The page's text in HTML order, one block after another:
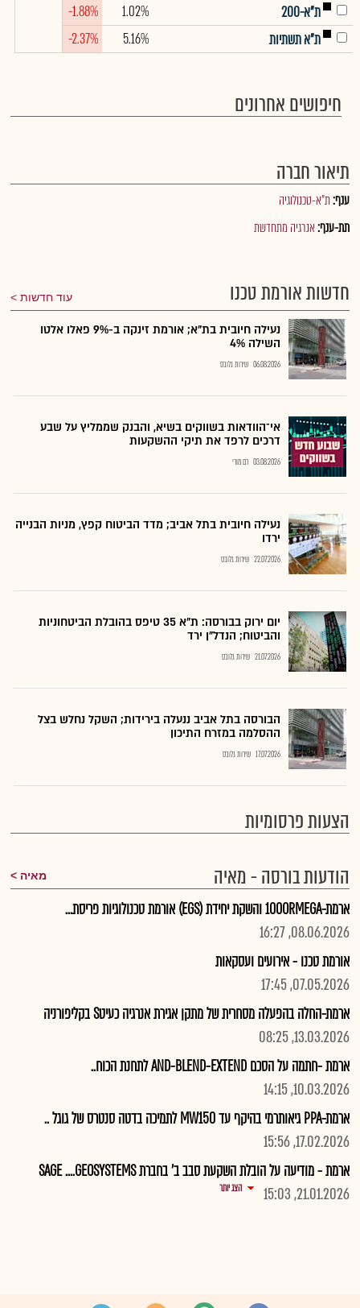
ת"א-200
1.02%
-1.88%
ת"א תשתיות
5.16%
-2.37%
חיפושים אחרונים
תיאור חברה
ענף:ת"א-טכנולוגיה
תת-ענף:אנרגיה מתחדשת
חדשות אורמת טכנו עוד חדשות
נעילה חיובית בת"א; אורמת זינקה ב-9% פאלו אלטו
השילה 4%
06.08.2026 שירות גלובס
אי־הוודאות בשווקים בשיא, והבנק שממליץ על שבע
דרכים לרפד את תיקי ההשקעות
03.08.2026 רם מורי
נעילה חיובית בתל אביב; מדד הביטוח קפץ, מניות הבנייה
ירדו
22.07.2026 שירות גלובס
יום ירוק בבורסה: ת"א 35 טיפס בהובלת הביטחוניות
והביטוח; הנדל"ן ירד
21.07.2026 שירות גלובס
הבורסה בתל אביב ננעלה בירידות; השקל נחלש בצל
ההסלמה במזרח התיכון
17.07.2026 שירות גלובס
הצעות פרסומיות
הודעות בורסה - מאיה
מאיה
ארמת-100ORMEGA והשקת יחידת (EGS) אורמת טכנולוגיות פריסת...
08.06.2026, 16:27
אורמת טכנו - אירועים ועסקאות
07.05.2026, 17:45
ארמת-החלה בהפעלה מסחרית של מתקן אגירת אנרגיה כעיטS בקליפורניה
13.03.2026, 08:25
ארמת -חתמה על הסכם AND-BLEND-EXTEND לתחנת הכוח..
10.03.2026, 14:15
ארמת-PPA גיאותרמי בהיקף עד MW150 לתמיכה בדטה סנטרס של גוגל ..
17.02.2026, 15:56
ארמת - מודיעה על הובלת השקעת סבב ב' בחברת SAGE ....GEOSYSTEMS
21.01.2026, 15:03
הצג יותר